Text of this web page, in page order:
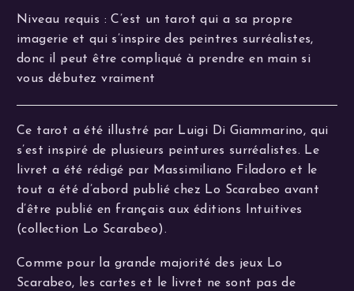
Niveau requis : C’est un tarot qui a sa propre
imagerie et qui s’inspire des peintres surréalistes,
donc il peut être compliqué à prendre en main si
vous débutez vraiment
Ce tarot a été illustré par Luigi Di Giammarino, qui
s’est inspiré de plusieurs peintures surréalistes. Le
livret a été rédigé par Massimiliano Filadoro et le
tout a été d’abord publié chez Lo Scarabeo avant
d’être publié en français aux éditions Intuitives
(collection Lo Scarabeo).
Comme pour la grande majorité des jeux Lo
Scarabeo, les cartes et le livret ne sont pas de